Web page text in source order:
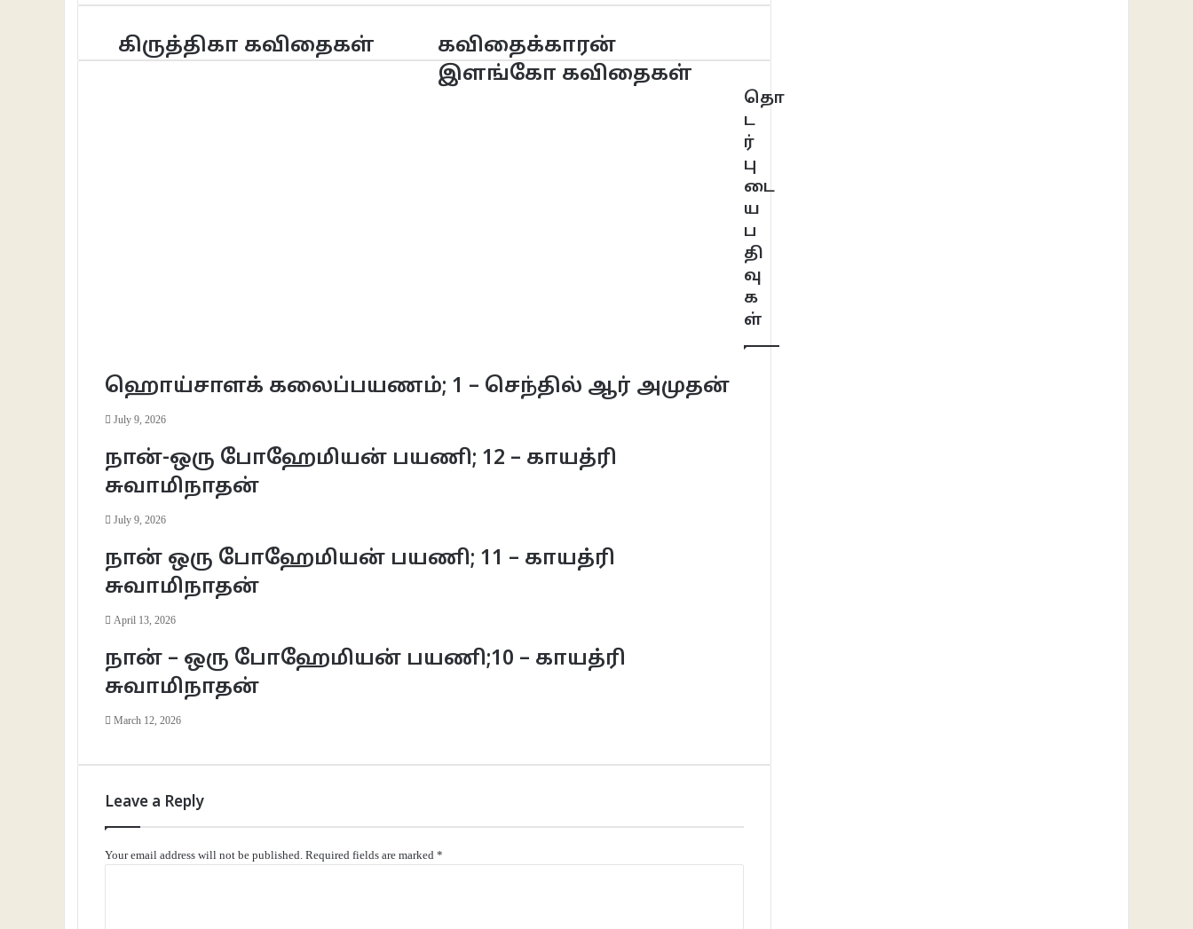
கிருத்திகா கவிதைகள்
கவிதைக்காரன்
இளங்கோ கவிதைகள்
தொ
ட
ர்
பு
டை
ய
ப
தி
வு
க
ள்
ஹொய்சாளக் கலைப்பயணம்; 1 – செந்தில் ஆர் அமுதன்
July 9, 2026
நான்-ஒரு போஹேமியன் பயணி; 12 – காயத்ரி
சுவாமிநாதன்
July 9, 2026
நான் ஒரு போஹேமியன் பயணி; 11 – காயத்ரி
சுவாமிநாதன்
April 13, 2026
நான் – ஒரு போஹேமியன் பயணி;10 – காயத்ரி
சுவாமிநாதன்
March 12, 2026
Leave a Reply
Your email address will not be published. Required fields are marked *